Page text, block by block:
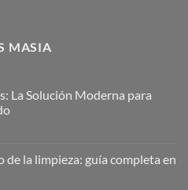
MASIA
La Solución Moderna para
de la limpieza: guía completa en